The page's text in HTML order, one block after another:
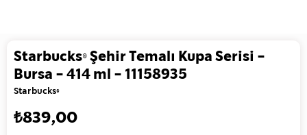
Starbucks® Şehir Temalı Kupa Serisi -
Bursa - 414 ml - 11158935
Starbucks®
₺839,00